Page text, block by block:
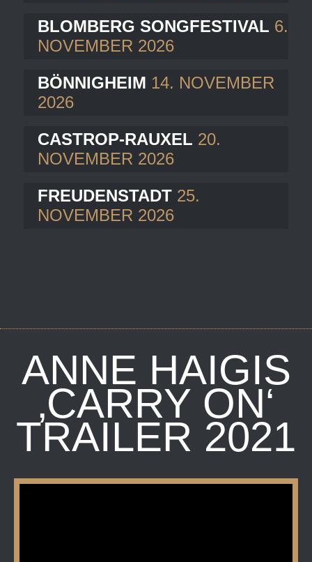
BLOMBERG SONGFESTIVAL 6.
NOVEMBER 2026
BÖNNIGHEIM 14. NOVEMBER
2026
CASTROP-RAUXEL 20.
NOVEMBER 2026
FREUDENSTADT 25.
NOVEMBER 2026
ANNE HAIGIS
‚CARRY ON‘
TRAILER 2021